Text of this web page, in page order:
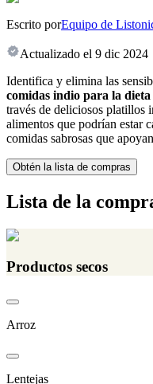
Escrito porEquipo de
Actualizado el 9 dic 2024
Identifica y elimina las
comidas indio para la
través de deliciosos platillos
alimentos que podrían estar
comidas sabrosas que
Obtén la lista de compras
Lista de la
Productos secos
Arroz
Lentejas